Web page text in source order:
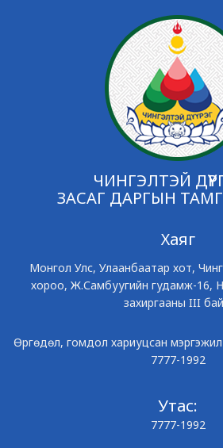
ЧИНГЭЛТЭЙ
ЗАСАГ ДАРГЫН
Хаяг
Монгол Улс, Улаанбаатар хот,
хороо, Ж.Самбуугийн гудамж-16,
захиргааны III
Өргөдөл, гомдол хариуцсан
7777-1992
Утас:
7777-1992